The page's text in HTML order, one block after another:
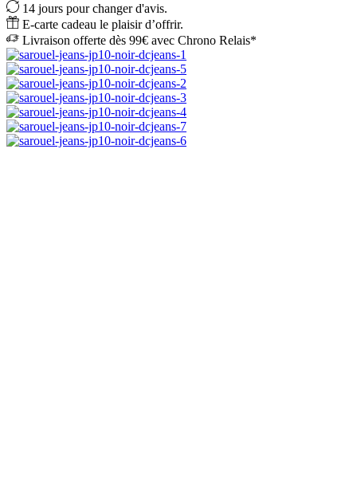
14 jours pour changer d'avis.
E-carte cadeau le plaisir d’offrir.
Livraison offerte dès 99€ avec Chrono Relais*